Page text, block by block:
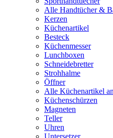
Alle Handtücher &
Kerzen
Küchenartikel
Besteck
Küchenmesser
Lunchboxen
Schneidebretter
Strohhalme
Öffner
Alle Küchenartikel
Küchenschürzen
Magneten
Teller
Uhren
Untersetzer